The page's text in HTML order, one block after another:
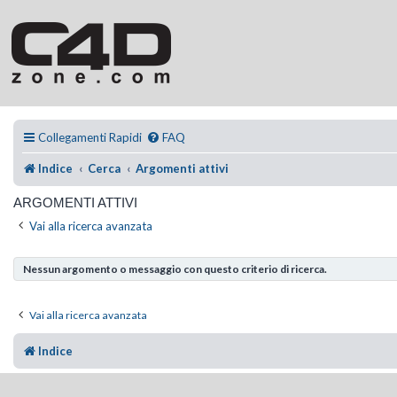
Collegamenti Rapidi FAQ
Indice Cerca Argomenti attivi
ARGOMENTI ATTIVI
Vai alla ricerca avanzata
Nessun argomento o messaggio con questo criterio di ricerca.
Vai alla ricerca avanzata
Indice